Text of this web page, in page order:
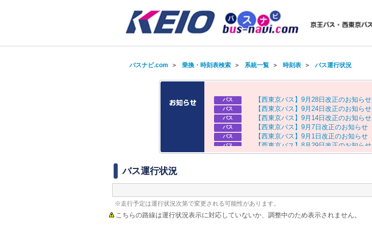
バスナビ.com ＞ 乗換・時刻表検索＞ 系統一覧＞ 時刻表＞ バス運行状況
バス 【西東京バス 】 9月 28 日 改正のお知 らせ
バス 【西東京バス 】 9月 24 日 改正のお知 らせ
バス 【西東京バス 】 9月 14 日 改正のお知 らせ
バス 【西東京バス 】 9月 7 日 改正のお知 らせ
バス 【西東京バス 】 9月 1 日 改正のお知 らせ
バス 【西東京バス 】 8 月 29日改正のお知 らせ
バス 【京王バス】お盆ダイヤのお知らせ
バス運行状況
※走行予定は運行状況次第で変更される可能性があります。
こちらの路線は運行状況表示に対応していないか、調整中のため表示されません。